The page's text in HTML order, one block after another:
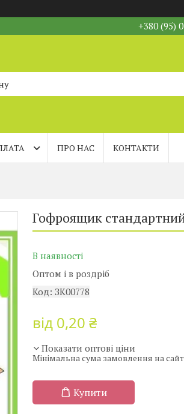
+380 (95)
ПРО НАС КОНТАКТИ
Гофроящик
В наявності
Оптом і в роздріб
Код: ЗК00778
від 0,20 ₴
Показати оптові ціни
Мінімальна сума замовлення на
Купити